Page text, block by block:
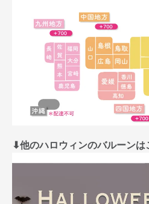
⬇︎他のハロウィンのバルーンは